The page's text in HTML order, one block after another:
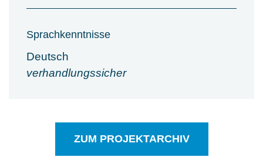
Sprachkenntnisse
Deutsch
verhandlungssicher
ZUM PROJEKTARCHIV